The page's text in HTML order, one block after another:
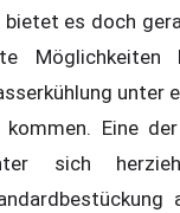
bietet es doch
Möglichkeiten
unter
kommen. Eine
sich